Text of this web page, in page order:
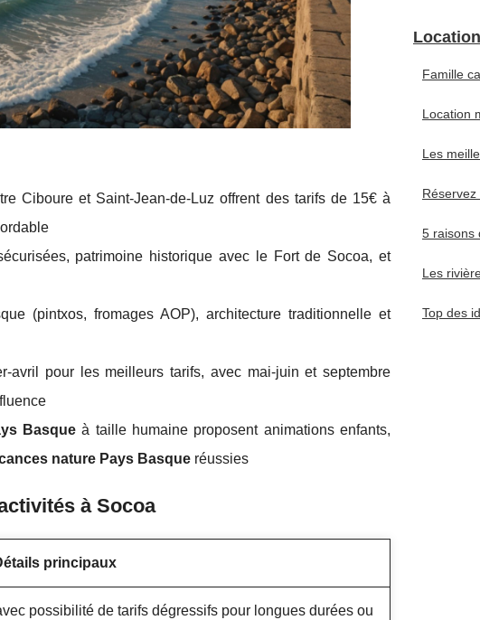
Ciboure et Saint-Jean-de-Luz offrent des tarifs de 15€ à
patrimoine historique avec le Fort de Socoa, et
(pintxos, fromages AOP), architecture traditionnelle et
avril pour les meilleurs tarifs, avec mai-juin et septembre
Basque à taille humaine proposent animations enfants,
nature Pays Basque réussies
à Socoa
principaux
possibilité de tarifs dégressifs pour longues durées ou
Famille
Location
Les
Réservez
5 raisons
Les
Top des